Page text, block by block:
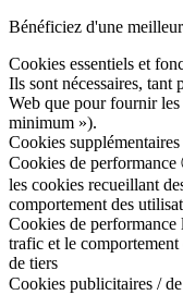
Bénéficiez d'une
Cookies essentiels et
Ils sont nécessaires, tant
Web que pour fournir
minimum »).
Cookies supplémentaires
Cookies de performance
les cookies recueillant
comportement des
Cookies de performance
trafic et le
de tiers
Cookies publicitaires /